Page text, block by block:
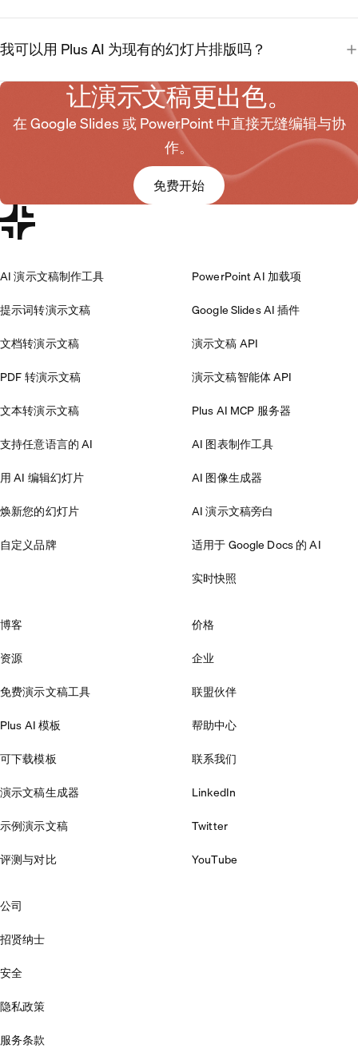
我可以用 Plus AI 为现有的幻灯片排版吗？
让演示文稿更出色。
在 Google Slides 或 PowerPoint 中直接无缝编辑与协
作。
免费开始
AI 演示文稿制作工具
提示词转演示文稿
文档转演示文稿
PDF 转演示文稿
文本转演示文稿
支持任意语言的 AI
用 AI 编辑幻灯片
焕新您的幻灯片
自定义品牌
PowerPoint AI 加载项
Google Slides AI 插件
演示文稿 API
演示文稿智能体 API
Plus AI MCP 服务器
AI 图表制作工具
AI 图像生成器
AI 演示文稿旁白
适用于 Google Docs 的 AI
实时快照
博客
资源
免费演示文稿工具
Plus AI 模板
可下载模板
演示文稿生成器
示例演示文稿
评测与对比
价格
企业
联盟伙伴
帮助中心
联系我们
LinkedIn
Twitter
YouTube
公司
招贤纳士
安全
隐私政策
服务条款